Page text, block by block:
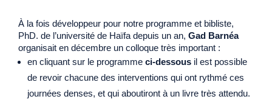
À la fois développeur pour notre programme et bibliste,
PhD. de l’université de Haïfa depuis un an, Gad Barnéa
organisait en décembre un colloque très important :
en cliquant sur le programme ci-dessous il est possible
de revoir chacune des interventions qui ont rythmé ces
journées denses, et qui aboutiront à un livre très attendu.